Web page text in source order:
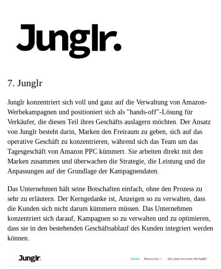
7. Junglr
Junglr konzentriert sich voll und ganz auf die Verwaltung von Amazon-
Werbekampagnen und positioniert sich als "hands-off"-Lösung für
Verkäufer, die diesen Teil ihres Geschäfts auslagern möchten. Der Ansatz
von Junglr besteht darin, Marken den Freiraum zu geben, sich auf das
operative Geschäft zu konzentrieren, während sich das Team um das
Tagesgeschäft von Amazon PPC kümmert. Sie arbeiten direkt mit den
Marken zusammen und überwachen die Strategie, die Leistung und die
Anpassungen auf der Grundlage der Kampagnendaten.
Das Unternehmen hält seine Botschaften einfach, ohne den Prozess zu
sehr zu erläutern. Der Kerngedanke ist, Anzeigen so zu verwalten, dass
die Kunden sich nicht darum kümmern müssen. Das Unternehmen
konzentriert sich darauf, Kampagnen so zu verwalten und zu optimieren,
dass sie in den bestehenden Geschäftsablauf des Kunden integriert werden
können.